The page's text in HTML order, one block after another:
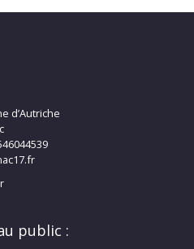
d’Autriche
public :